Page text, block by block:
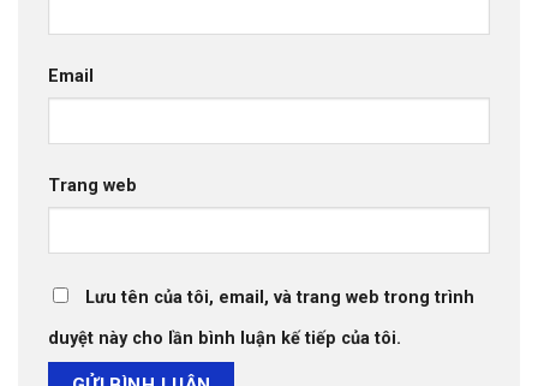
Email
Trang web
Lưu tên của tôi, email, và trang web trong trình
duyệt này cho lần bình luận kế tiếp của tôi.